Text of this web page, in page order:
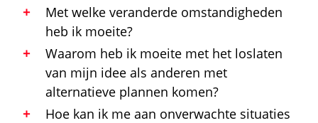
Met welke veranderde omstandigheden
heb ik moeite?
Waarom heb ik moeite met het loslaten
van mijn idee als anderen met
alternatieve plannen komen?
Hoe kan ik me aan onverwachte situaties